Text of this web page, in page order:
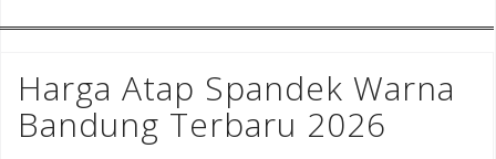
Harga Atap Spandek Warna
Bandung Terbaru 2026